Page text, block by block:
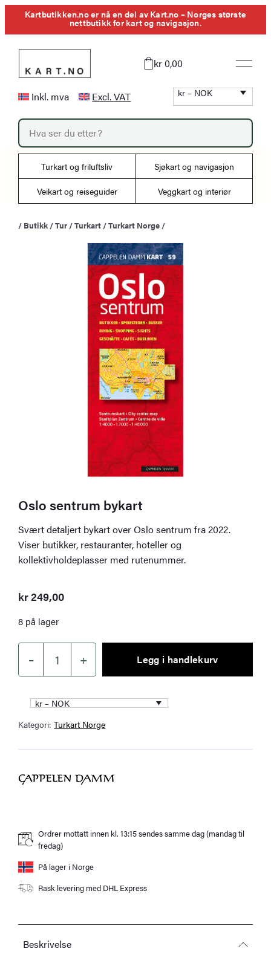
HoppKartbutikken.no er nå en del av Kart.no – Norges største
nettbutikk for kart og navigasjon.
kr 0,00
Inkl. mva Excl. VAT kr – NOK
P
o
d
t
r
Turkart og friluftsliv Sjøkart og navigasjon
Veikart og reiseguider Veggkart og interiør
/ Butikk /Tur /Turkart /Turkart Norge /
Oslo sentrum bykart
Svært detaljert bykart over Oslo sentrum fra 2022.
Viser butikker, restauranter, hoteller og
kollektivholdeplasser med rutenummer.
kr249,00
8 på lager
–
Oslo
sentrum
bykart
antall
+ Legg i handlekurv
kr – NOK
Kategori:Turkart Norge
Ordrer mottatt innen kl. 13:15 sendes samme dag (mandag til
fredag)
På lager i Norge
Rask levering med DHL Express
Beskrivelse